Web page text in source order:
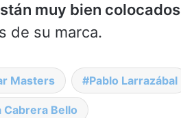
muy bien colocados
de su marca.
Masters Pablo Larrazábal
Cabrera Bello